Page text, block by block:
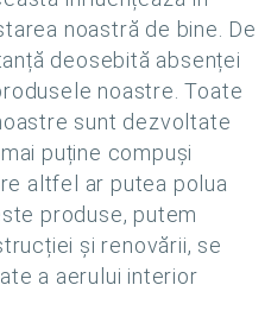
noastră de bine. De
deosebită absenței
noastre. Toate
sunt dezvoltate
puține compuși
altfel ar putea polua
produse, putem
și renovării, se
a aerului interior